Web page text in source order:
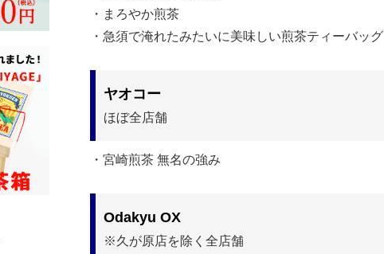
・まろやか煎茶
・急須で淹れたみたいに美味しい煎茶ティーバッグ
ヤオコー
ほぼ全店舗
・宮崎煎茶 無名の強み
Odakyu OX
※久が原店を除く全店舗